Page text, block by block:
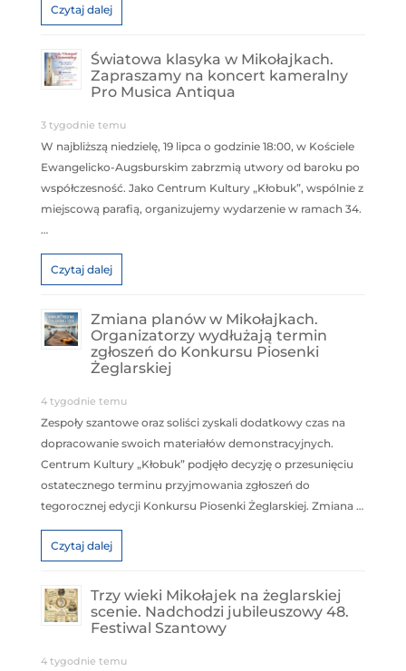
Czytaj dalej
Światowa klasyka w Mikołajkach.
Zapraszamy na koncert kameralny
Pro Musica Antiqua
3 tygodnie temu
W najbliższą niedzielę, 19 lipca o godzinie 18:00, w Kościele
Ewangelicko-Augsburskim zabrzmią utwory od baroku po
współczesność. Jako Centrum Kultury „Kłobuk”, wspólnie z
miejscową parafią, organizujemy wydarzenie w ramach 34.
…
Czytaj dalej
Zmiana planów w Mikołajkach.
Organizatorzy wydłużają termin
zgłoszeń do Konkursu Piosenki
Żeglarskiej
4 tygodnie temu
Zespoły szantowe oraz soliści zyskali dodatkowy czas na
dopracowanie swoich materiałów demonstracyjnych.
Centrum Kultury „Kłobuk” podjęło decyzję o przesunięciu
ostatecznego terminu przyjmowania zgłoszeń do
tegorocznej edycji Konkursu Piosenki Żeglarskiej. Zmiana …
Czytaj dalej
Trzy wieki Mikołajek na żeglarskiej
scenie. Nadchodzi jubileuszowy 48.
Festiwal Szantowy
4 tygodnie temu